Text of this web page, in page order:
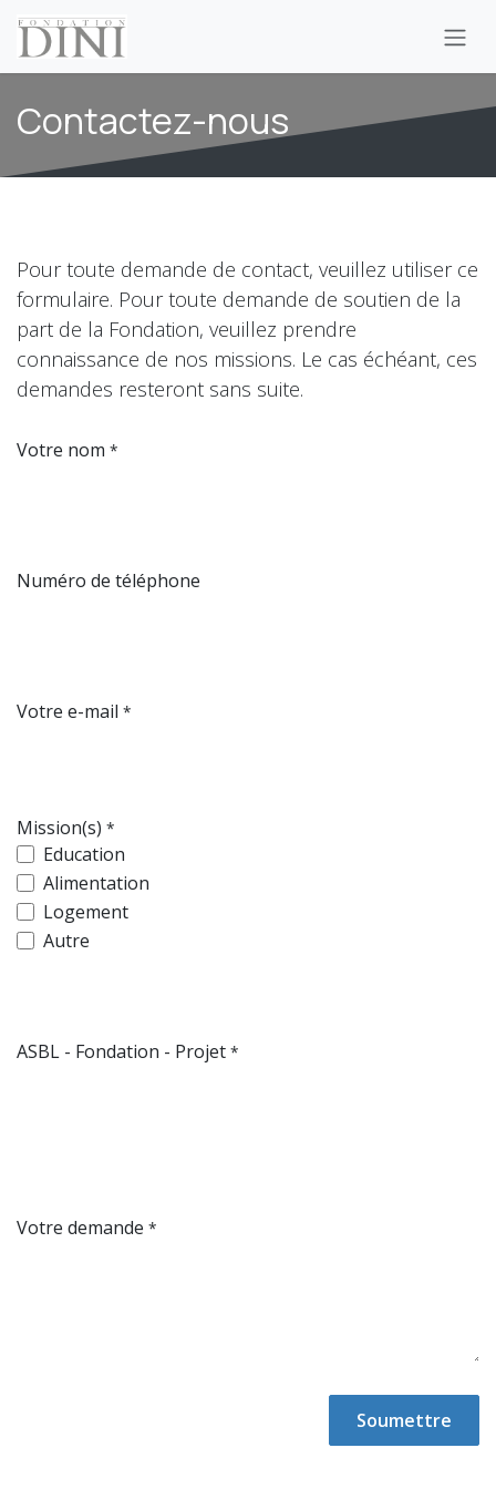
Se rendre au contenu
Contactez-nous
Pour toute demande de contact, veuillez utiliser ce
formulaire. Pour toute demande de soutien de la
part de la Fondation, veuillez prendre
connaissance de nos missions. Le cas échéant, ces
demandes resteront sans suite.
Votre nom *
Numéro de téléphone
Votre e-mail *
Mission(s) *
Education
Alimentation
Logement
Autre
ASBL - Fondation - Projet *
Votre demande *
Soumettre